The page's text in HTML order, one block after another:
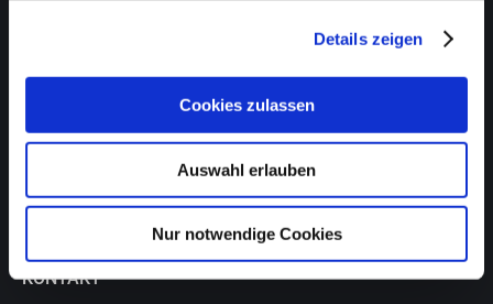
Details zeigen
Cookies zulassen
Auswahl erlauben
Nur notwendige Cookies
KONTAKT